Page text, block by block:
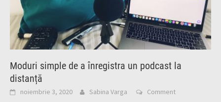
Moduri simple de a înregistra un podcast la
distanță
noiembrie 3, 2020 Sabina Varga Comment